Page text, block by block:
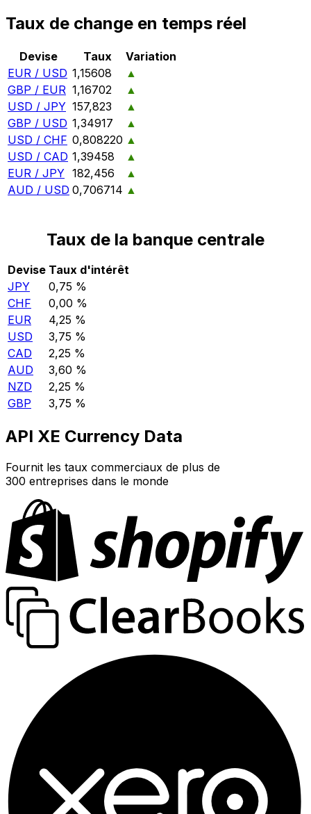
Taux de change en temps réel
Devise Taux
Variation
EUR / USD 1,15608
▲
GBP / EUR 1,16702
▲
USD / JPY 157,823
▲
GBP / USD 1,34917
▲
USD / CHF 0,808220 ▲
USD / CAD 1,39458
▲
EUR / JPY 182,456
▲
AUD / USD 0,706714 ▲
Taux de la banque centrale
Devise Taux d'intérêt
JPY
0,75 %
CHF
0,00 %
EUR
4,25 %
USD
3,75 %
CAD
2,25 %
AUD
3,60 %
NZD
2,25 %
GBP
3,75 %
API XE Currency Data
Fournit les taux commerciaux de plus de
300 entreprises dans le monde